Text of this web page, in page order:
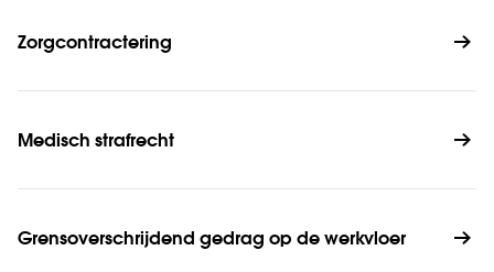
Zorgcontractering
Medisch strafrecht
Grensoverschrijdend gedrag op de werkvloer